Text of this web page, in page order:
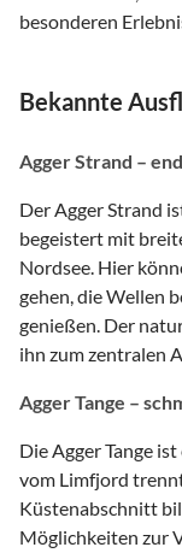
besonderen
Bekannte
Agger Strand –
Der Agger Strand
begeistert mit
Nordsee. Hier
gehen, die Wellen
genießen. Der
ihn zum zentralen
Agger Tange –
Die Agger Tange
vom Limfjord
Küstenabschnitt
Möglichkeiten zur